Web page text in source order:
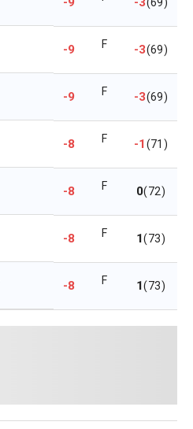
(69)
-9 F -3(69)
-9 F -3(69)
-8 F -1(71)
-8 F 0(72)
-8 F 1(73)
-8 F 1(73)